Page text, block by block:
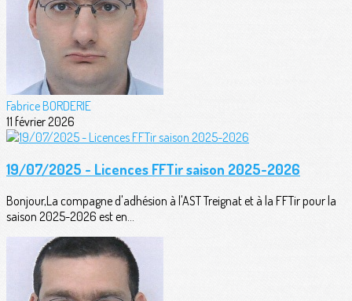
Fabrice BORDERIE
11 février 2026
19/07/2025 - Licences FFTir saison 2025-2026
Bonjour,La compagne d'adhésion à l'AST Treignat et à la FFTir pour la
saison 2025-2026 est en...